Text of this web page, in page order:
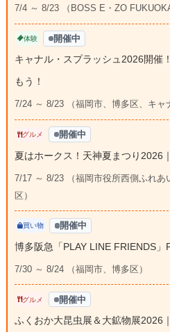
7/4 ～ 8/23 （BOSS E・ZO
体験 開催中
キャナル・スプラッシュ2026開催
もう！
7/24 ～ 8/23 （福岡市、博多区、キャ
グルメ 開催中
夏はホークス！天神夏まつり2026
7/17 ～ 8/23 （福岡市役所西側ふれあ
区）
買い物 開催中
博多阪急「PLAY LINE FRIENDS
7/30 ～ 8/24 （福岡市、博多区）
グルメ 開催中
ふくおか大昆虫展＆大鉱物展2026